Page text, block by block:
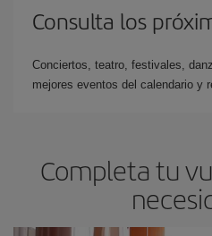
Consulta los
Conciertos, teatro, festivales,
mejores eventos del calendario y
Completa tu